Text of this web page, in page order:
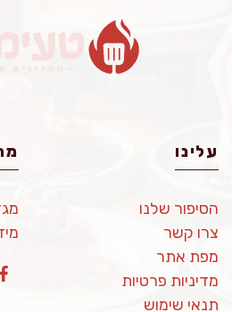
עלינו
הסיפור שלנו
צרו קשר
מפת אתר
מדיניות פרטיות
תנאי שימוש